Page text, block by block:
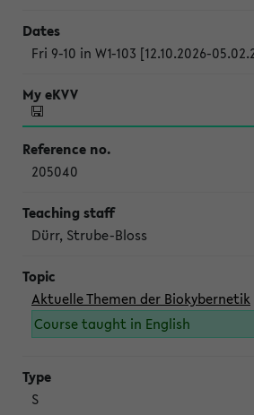
Fri 9-10 in W1-103 [12.10.2026-
205040
Dürr, Strube-Bloss
Aktuelle Themen der Biokybernetik
Course taught in English
S